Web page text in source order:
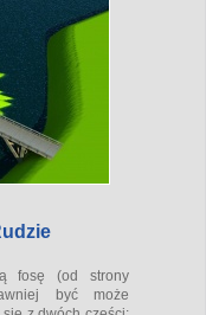
fosę (od strony
być może